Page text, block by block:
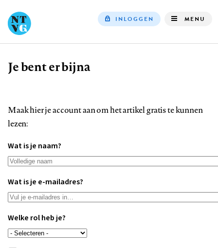
INLOGGEN MENU
Kruimelpad
Je bent er bijna
Maak hier je account aan om het artikel gratis te kunnen
lezen:
Wat is je naam?
Wat is je e-mailadres?
Welke rol heb je?